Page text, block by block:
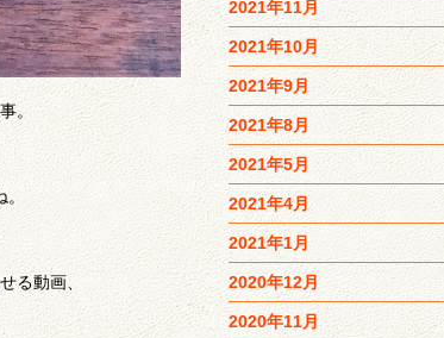
。
る動画、
2021年11月
2021年10月
2021年9月
2021年8月
2021年5月
2021年4月
2021年1月
2020年12月
2020年11月